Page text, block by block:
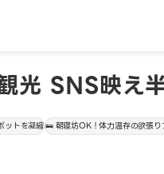
光 SNS映え
ットを凝縮🛌 朝寝坊OK！体力温存の欲張り